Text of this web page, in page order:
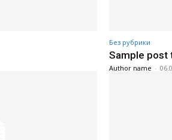
Без рубрики
Sample post
Author name -